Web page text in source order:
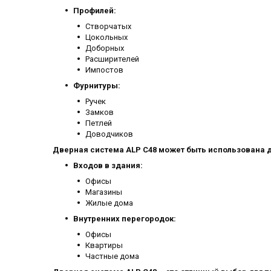
Профилей:
Створчатых
Цокольных
Доборных
Расширителей
Импостов
Фурнитуры:
Ручек
Замков
Петлей
Доводчиков
Дверная система ALP C48 может быть использована
Входов в здания:
Офисы
Магазины
Жилые дома
Внутренних перегородок:
Офисы
Квартиры
Частные дома